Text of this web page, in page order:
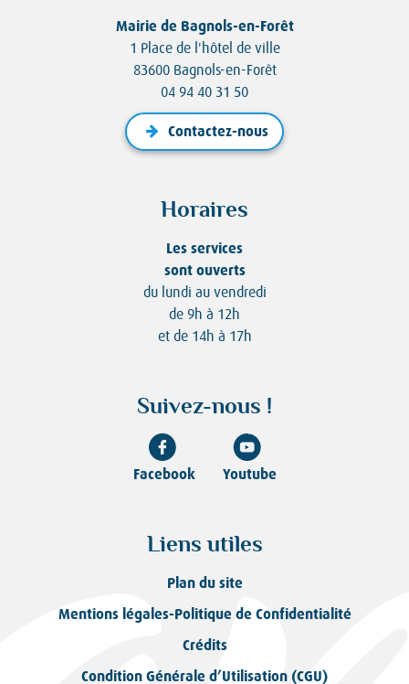
Mairie de Bagnols-en-Forêt
1 Place de l'hôtel de ville
83600 Bagnols-en-Forêt
04 94 40 31 50
Contactez-nous
Horaires
Les services
sont ouverts
du lundi au vendredi
de 9h à 12h
et de 14h à 17h
Suivez-nous !
Facebook Youtube
Liens utiles
Plan du site
Mentions légales-Politique de Confidentialité
Crédits
Condition Générale d’Utilisation (CGU)